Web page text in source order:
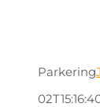
Parkering